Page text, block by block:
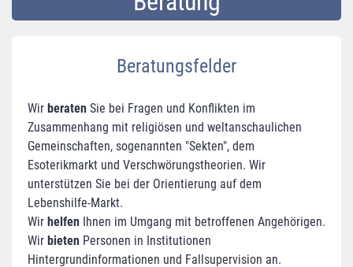
Beratungsfelder
Wir beraten Sie bei Fragen und Konflikten im
Zusammenhang mit religiösen und weltanschaulichen
Gemeinschaften, sogenannten "Sekten", dem
Esoterikmarkt und Verschwörungstheorien. Wir
unterstützen Sie bei der Orientierung auf dem
Lebenshilfe-Markt.
Wir helfen Ihnen im Umgang mit betroffenen Angehörigen.
Wir bieten Personen in Institutionen
Hintergrundinformationen und Fallsupervision an.